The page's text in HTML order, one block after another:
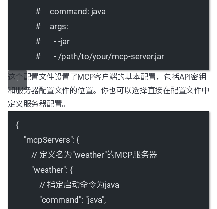
#     command: java
#     args:
#       - -jar
#       - /path/to/your/mcp-server.jar
这个配置文件设置了MCP客户端的基本配置，包括API密钥
和服务器配置文件的位置。你也可以选择直接在配置文件中
定义服务器配置。
{
"mcpServers": {
// 定义名为"weather"的MCP服务器
"weather": {
// 指定启动命令为java
"command": "java",